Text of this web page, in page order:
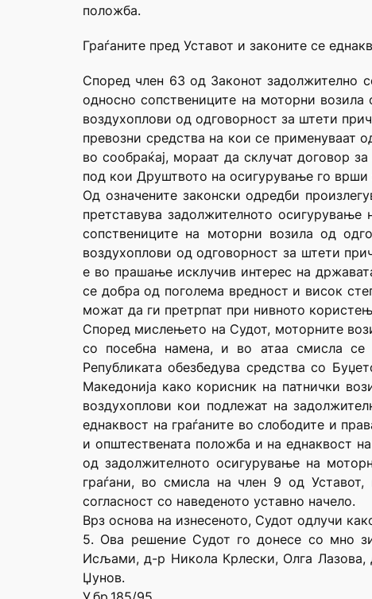
положба.
Граѓаните пред Уставот и законите се
Според член 63 од Законот задолжително
односно сопствениците на моторни
воздухоплови од одговорност за штети
превозни средства на кои се применуваат
во сообраќај, мораат да склучат договор
под кои Друштвото на осигурување го
Од означените законски одредби
претставува задолжителното осигурување
сопствениците на моторни возила од
воздухоплови од одговорност за штети
е во прашање исклучив интерес на
се добра од поголема вредност и висок
можат да ги претрпат при нивното
Според мислењето на Судот, моторните
со посебна намена, и во атаа смисла
Републиката обезбедува средства со
Македонија како корисник на патнички
воздухоплови кои подлежат на
еднаквост на граѓаните во слободите и
и општествената положба и на еднаквост
од задолжителното осигурување на
граѓани, во смисла на член 9 од
согласност со наведеното уставно начело.
Врз основа на изнесеното, Судот одлучи
5. Ова решение Судот го донесе со мно
Исљами, д-р Никола Крлески, Олга
Џунов.